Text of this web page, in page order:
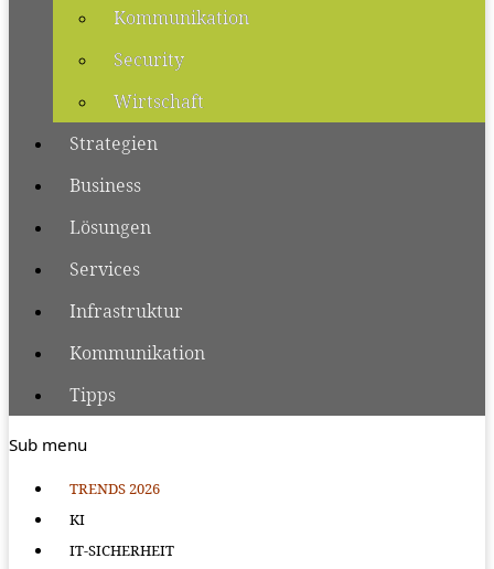
Kommunikation
Security
Wirtschaft
Strategien
Business
Lösungen
Services
Infrastruktur
Kommunikation
Tipps
Sub menu
TRENDS 2026
KI
IT-SICHERHEIT